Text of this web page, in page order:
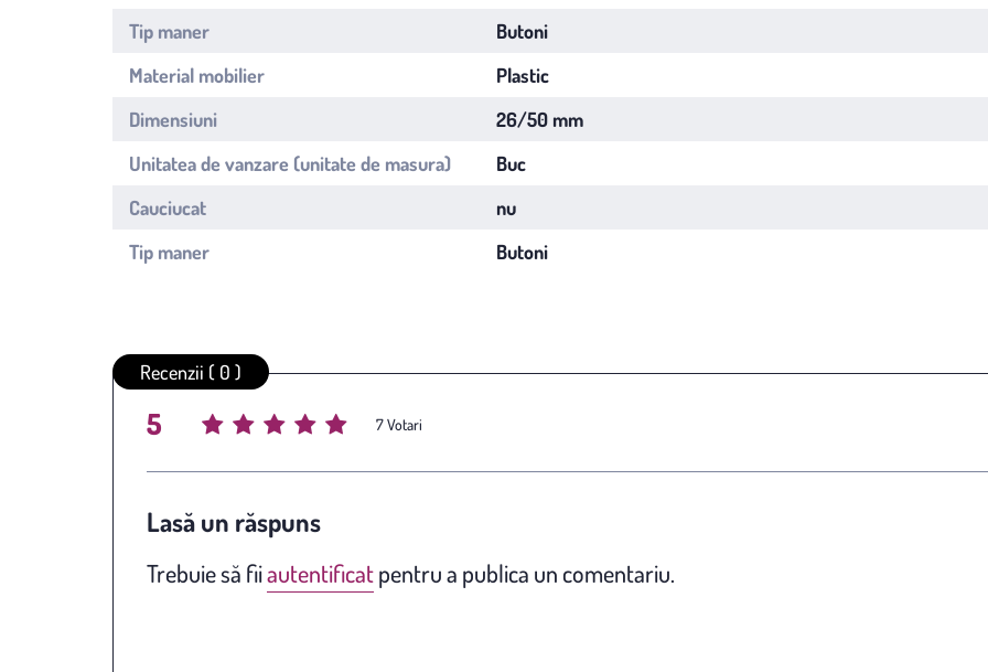
Tip maner
Butoni
Material mobilier
Plastic
Dimensiuni
26/50 mm
Unitatea de vanzare (unitate de masura)
Buc
Cauciucat
nu
Tip maner
Butoni
Average rating
5 / 5. Vote count:
7
Recenzii ( 0 )
Lasă un răspuns
Trebuie să fiiautentificatpentru a publica un comentariu.